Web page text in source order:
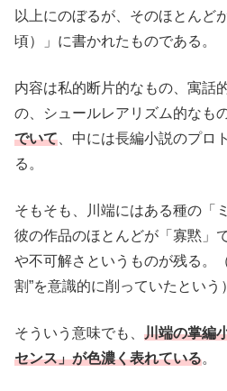
以上にのぼるが、そのほとんど
頃）」に書かれたものである。
内容は私的断片的なもの、寓話
の、シュールレアリズム的なも
でいて 、中には長編小説のプロ
る。
そもそも、川端にはある種の「
彼の作品のほとんどが「寡黙」
や不可解さというものが残る。
割”を意識的に削っていたという）
そういう意味でも、 川端の掌編
センス」が色濃く表れている。